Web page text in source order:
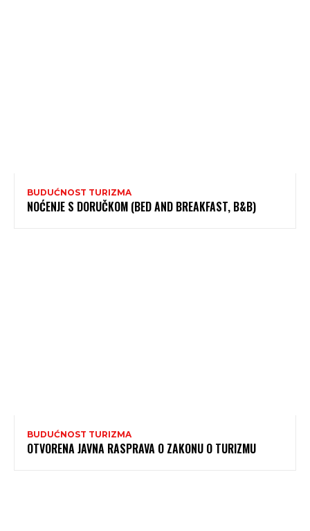
BUDUĆNOST TURIZMA
NOĆENJE S DORUČKOM (BED AND BREAKFAST, B&B)
BUDUĆNOST TURIZMA
OTVORENA JAVNA RASPRAVA O ZAKONU O TURIZMU